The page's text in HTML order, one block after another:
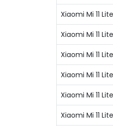
Xiaomi Mi 11
Xiaomi Mi 11
Xiaomi Mi 11
Xiaomi Mi 11
Xiaomi Mi 11
Xiaomi Mi 11